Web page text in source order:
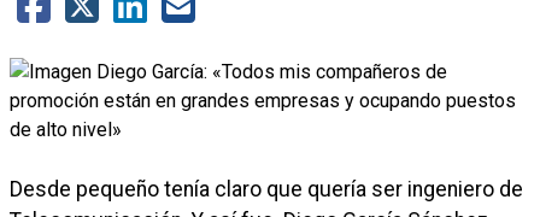
Desde pequeño tenía claro que quería ser ingeniero de